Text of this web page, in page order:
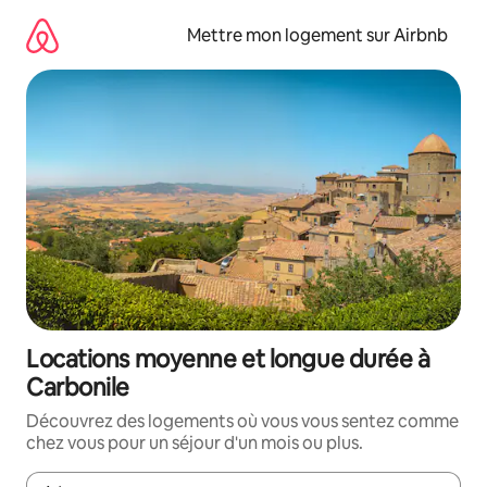
directement
contenu
Mettre mon logement sur Airbnb
Locations moyenne et longue durée à
Carbonile
Découvrez des logements où vous vous sentez comme
chez vous pour un séjour d'un mois ou plus.